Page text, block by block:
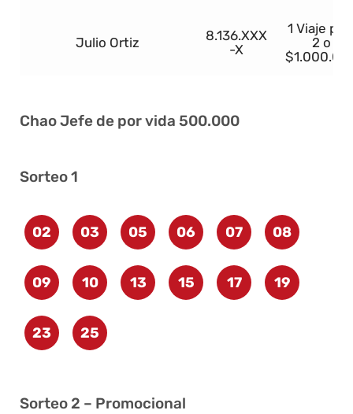
Julio Ortiz
8.136.XXX
-X
1 Viaje
2 o
Chao Jefe de por vida 500.000
Sorteo 1
02 03 05 06 07 08
09 10 13 15 17 19
23 25
Sorteo 2 – Promocional